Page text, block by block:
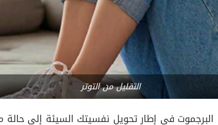
التقليل من التوتر
في إطار تحويل نفسيتك السيئة إلى حالة